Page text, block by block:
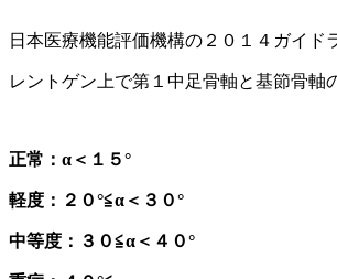
日本医療機能評価機構の２０１４ガイド
レントゲン上で第１中足骨軸と基節骨軸
正常：α＜１５°
軽度：２０°≦α＜３０°
中等度：３０≦α＜４０°